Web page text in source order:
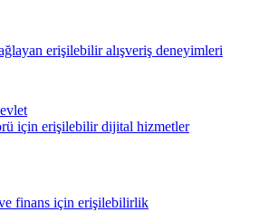
erişilebilir alışveriş deneyimleri
için erişilebilir dijital hizmetler
finans için erişilebilirlik